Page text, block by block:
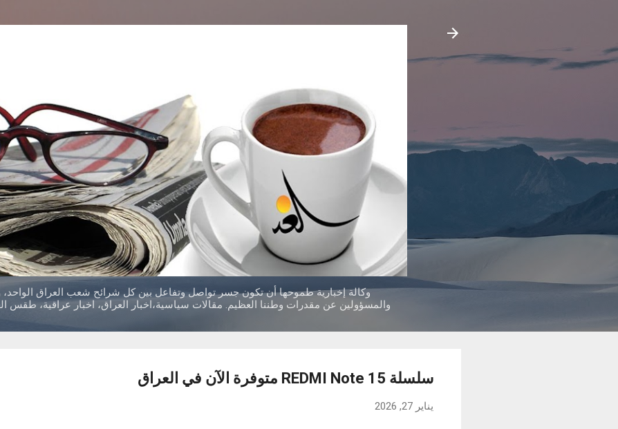
وكالة إخبارية طموحها أن تكون جسر تواصل وتفاعل بين كل شرائح شعب العراق الواحد،
والمسؤولين عن مقدرات وطننا العظيم. مقالات سياسية،اخبار العراق، اخبار عراقية، طقس
سلسلة REDMI Note 15 متوفرة الآن في العراق
يناير 27, 2026